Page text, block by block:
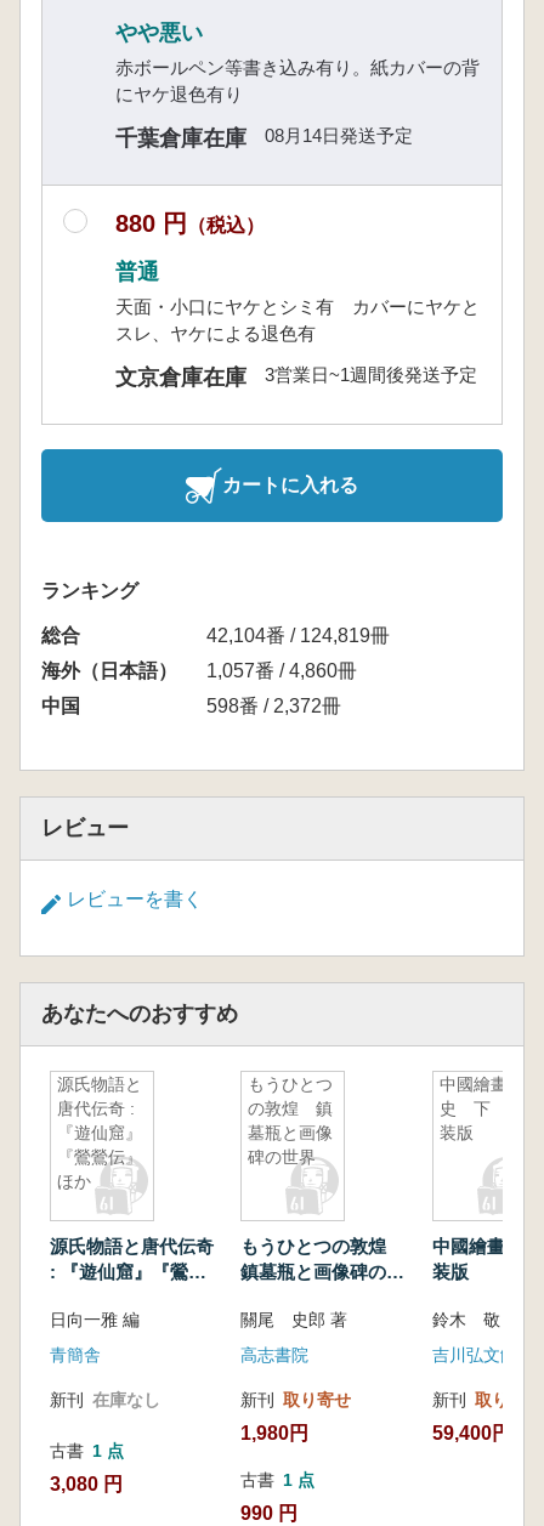
やや悪い
赤ボールペン等書き込み有り。紙カバーの背
にヤケ退色有り
千葉倉庫在庫 08月14日発送予定
880 円 （税込）
普通
天面・小口にヤケとシミ有 カバーにヤケと
スレ、ヤケによる退色有
文京倉庫在庫 3営業日~1週間後発送予定
カートに入れる
ランキング
総合
42,104番 / 124,819冊
海外（日本語）
1,057番 / 4,860冊
中国
598番 / 2,372冊
レビュー
レビューを書く
あなたへのおすすめ
源氏物語と
唐代伝奇 :
『遊仙窟』
『鶯鶯伝』
ほか
源氏物語と唐代伝奇
: 『遊仙窟』『鶯鶯
日向一雅 編
青簡舎
新刊 在庫なし
古書 1 点
3,080 円
もうひとつ
の敦煌 鎮
墓瓶と画像
碑の世界
もうひとつの敦煌
鎮墓瓶と画像碑の世
關尾 史郎 著
高志書院
新刊 取り寄せ
1,980円
古書 1 点
990 円
中國繪畫
史 下 新
装版
中國繪畫
装版
鈴木 敬 著
吉川弘文館
新刊 取り寄せ
59,400円